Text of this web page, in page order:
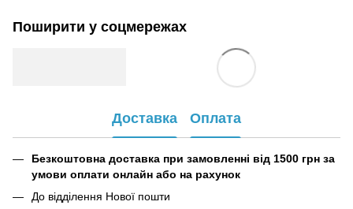
Поширити у соцмережах
Доставка Оплата
Безкоштовна доставка при замовленні від 1500 грн за
умови оплати онлайн або на рахунок
До відділення Нової пошти